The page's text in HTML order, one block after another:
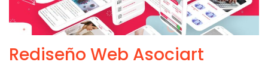
Rediseño Web Asociart